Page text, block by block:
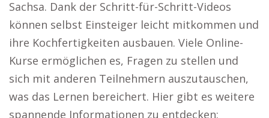
Sachsa. Dank der Schritt-für-Schritt-Videos
können selbst Einsteiger leicht mitkommen und
ihre Kochfertigkeiten ausbauen. Viele Online-
Kurse ermöglichen es, Fragen zu stellen und
sich mit anderen Teilnehmern auszutauschen,
was das Lernen bereichert. Hier gibt es weitere
spannende Informationen zu entdecken: